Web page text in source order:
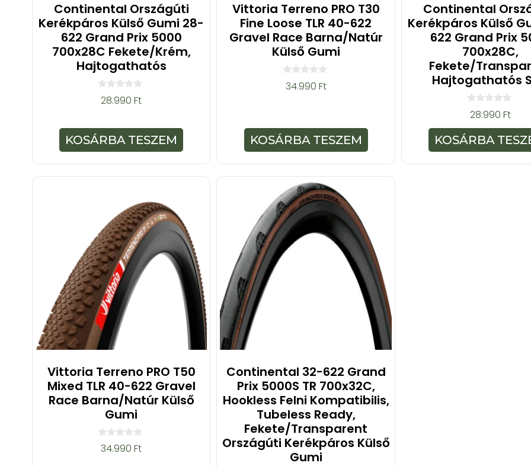
Continental Országúti
Kerékpáros Külső Gumi 28-
622 Grand Prix 5000
700x28C Fekete/krém,
Hajtogathatós
0
a
-
b
ő
l
28.990Ft
KOSÁRBA TESZEM
Vittoria Terreno PRO T30
Fine Loose TLR 40-622
Gravel Race Barna/natúr
Külső Gumi
0
a
l
34.990 Ft
KOSÁRBA TESZEM
Continental
Kerékpáros Külső
622 Grand Prix
700x28C,
Fekete/
Hajtogathatós
0
a
z
5
-
b
28.990Ft
KOSÁRBA
Vittoria Terreno PRO T50
Mixed TLR 40-622 Gravel
Race Barna/natúr Külső
Gumi
0
a34.990Ft
Continental 32-622 Grand
Prix 5000S TR 700x32C,
Hookless Felni Kompatibilis,
Tubeless Ready,
Fekete/transparent
Országúti Kerékpáros Külső
Gumi